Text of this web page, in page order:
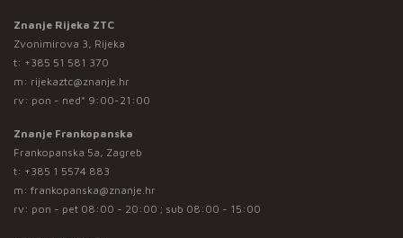
Znanje Rijeka ZTC
Zvonimirova 3, Rijeka
t: +385 51 581 370
m: rijekaztc@znanje.hr
rv: pon - ned* 9:00-21:00
Znanje Frankopanska
Frankopanska 5a, Zagreb
t: +385 1 5574 883
m: frankopanska@znanje.hr
rv: pon - pet 08:00 - 20:00 ; sub 08:00 - 15:00